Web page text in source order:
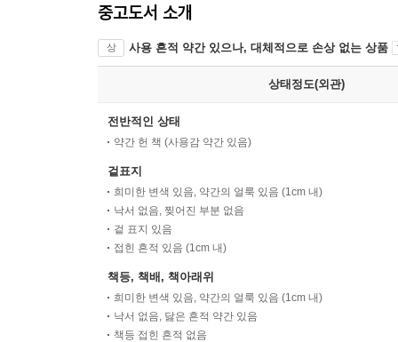
중고도서 소개
상 사용 흔적 약간 있으나, 대체적으로 손상 없는 상품
상태정도(외관)
전반적인 상태
약간 헌 책 (사용감 약간 있음)
겉표지
희미한 변색 있음, 약간의 얼룩 있음 (1cm 내)
낙서 없음, 찢어진 부분 없음
겉 표지 있음
접힌 흔적 있음 (1cm 내)
책등, 책배, 책아래위
희미한 변색 있음, 약간의 얼룩 있음 (1cm 내)
낙서 없음, 닳은 흔적 약간 있음
책등 접힌 흔적 없음